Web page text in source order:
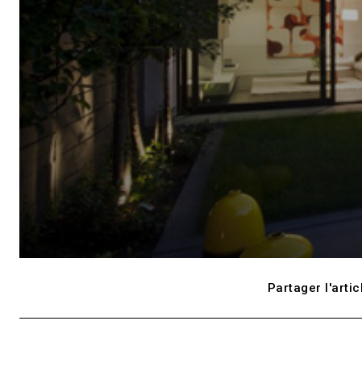
Partager